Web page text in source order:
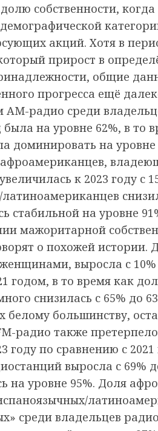
собственности,
акций. Хотя в
прирост в
общие
прогресса ещё
AM-радио среди
была на уровне 62%, в то
доминировать на уровне
афроамериканцев,
к 2023 году с
стабильной на уровне
мажоритарной
о похожей истории.
выросла с 10%
годом, в то время как
снизилась с 65% до
большинству,
радио также
году по сравнению с
выросла с 69%
на уровне 95%. Доля
среди владельцев